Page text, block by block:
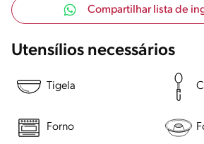
Compartilhar lista de
Utensílios necessários
Tigela
Forno